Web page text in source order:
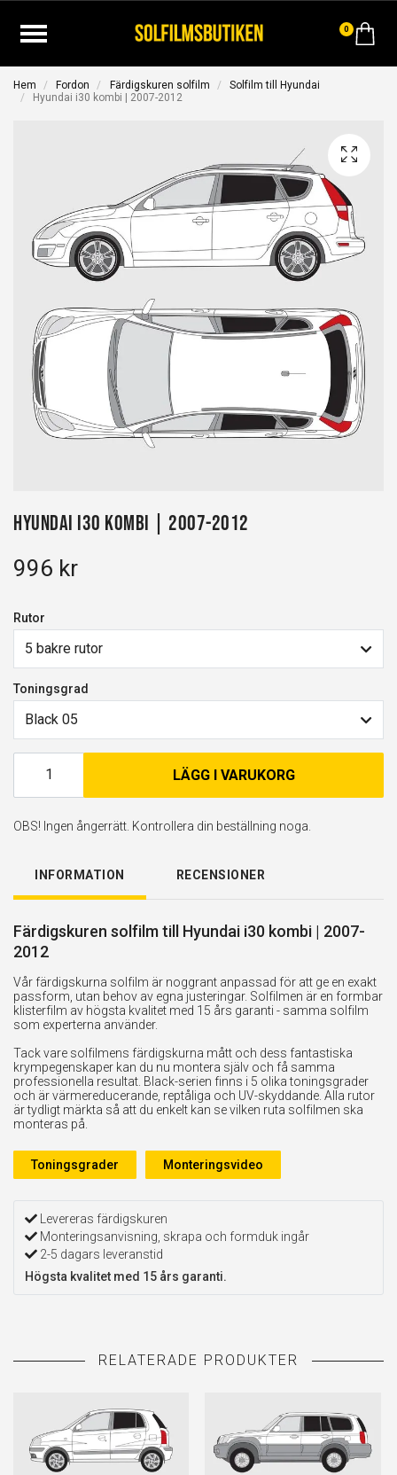
0
Hem Fordon Färdigskuren solfilm
Solfilm till Hyundai
Hyundai i30 kombi | 2007-2012
Hyundai i30 kombi | 2007-2012
996 kr
Rutor
5 bakre rutor
Toningsgrad
Black 05
LÄGG I VARUKORG
OBS! Ingen ångerrätt. Kontrollera din beställning noga.
INFORMATION RECENSIONER
Färdigskuren solfilm till Hyundai i30 kombi | 2007-
2012
Vår färdigskurna solfilm är noggrant anpassad för att ge en exakt
passform, utan behov av egna justeringar. Solfilmen är en formbar
klisterfilm av högsta kvalitet med 15 års garanti - samma solfilm
som experterna använder.
Tack vare solfilmens färdigskurna mått och dess fantastiska
krympegenskaper kan du nu montera själv och få samma
professionella resultat. Black-serien finns i 5 olika toningsgrader
och är värmereducerande, reptåliga och UV-skyddande. Alla rutor
är tydligt märkta så att du enkelt kan se vilken ruta solfilmen ska
monteras på.
Toningsgrader Monteringsvideo
Levereras färdigskuren
Monteringsanvisning, skrapa och formduk ingår
2-5 dagars leveranstid
Högsta kvalitet med 15 års garanti.